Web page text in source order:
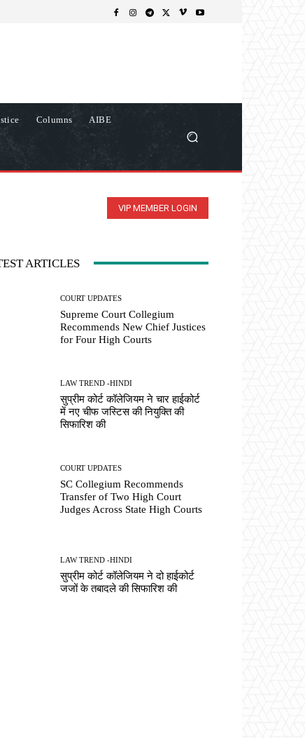
Columns AIBE
VIP MEMBER LOGIN
ARTICLES
COURT UPDATES
Supreme Court Collegium
Recommends New Chief Justices
for Four High Courts
LAW TREND -HINDI
सुप्रीम कोर्ट कॉलेजियम ने चार हाईकोर्ट
में नए चीफ जस्टिस की नियुक्ति की
सिफारिश की
COURT UPDATES
SC Collegium Recommends
Transfer of Two High Court
Judges Across State High Courts
LAW TREND -HINDI
सुप्रीम कोर्ट कॉलेजियम ने दो हाईकोर्ट
जजों के तबादले की सिफारिश की